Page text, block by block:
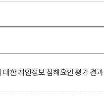
대한 개인정보 침해요인 평가 결과